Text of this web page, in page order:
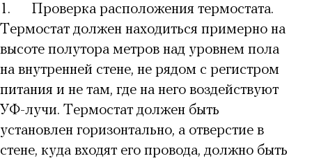
1.
Проверка расположения термостата.
Термостат должен находиться примерно на
высоте полутора метров над уровнем пола
на внутренней стене, не рядом с регистром
питания и не там, где на него воздействуют
УФ-лучи. Термостат должен быть
установлен горизонтально, а отверстие в
стене, куда входят его провода, должно быть